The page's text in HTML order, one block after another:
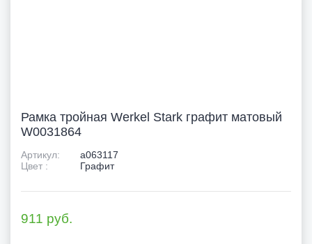
Рамка тройная Werkel Stark графит матовый
W0031864
Артикул:
a063117
Цвет :
Графит
911 руб.